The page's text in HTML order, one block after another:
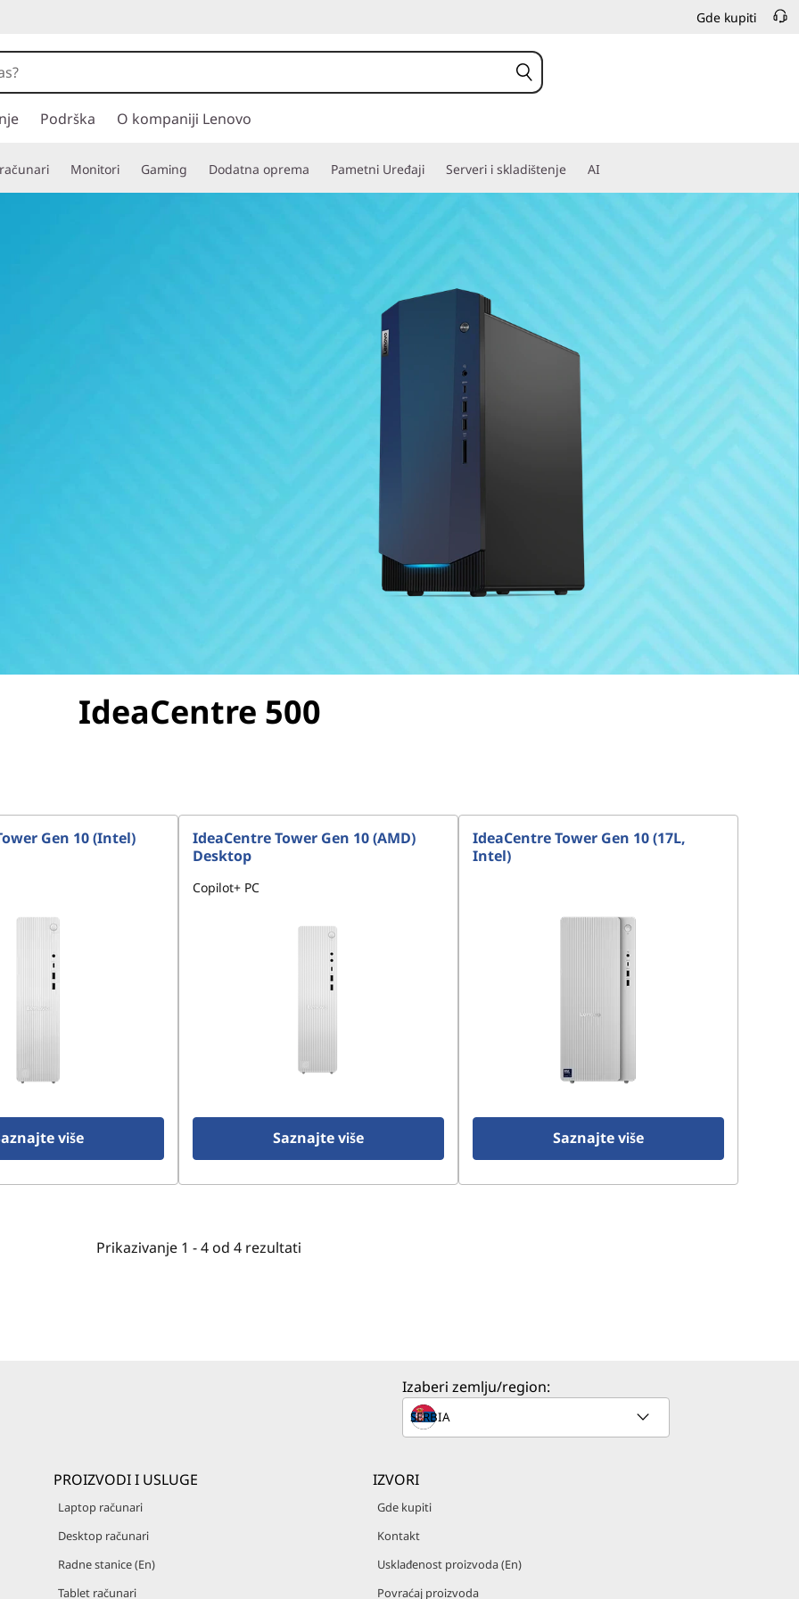
Gde kupiti
Podrška O kompaniji Lenovo
Monitori Gaming Dodatna oprema Pametni Uređaji Serveri i skladištenje AI
IdeaCentre 500
Gen 10 (Intel)
više
IdeaCentre Tower Gen 10 (AMD)
Desktop
Copilot+ PC
Saznajte više
IdeaCentre Tower Gen 10 (17L,
Intel)
Saznajte više
Prikazivanje1 -4 od 4 rezultati
Izaberi zemlju/region:
PROIZVODI I USLUGE
Laptop računari
Desktop računari
Radne stanice (En)
Tablet računari
IZVORI
Gde kupiti
Kontakt
Usklađenost proizvoda (En)
Povraćaj proizvoda